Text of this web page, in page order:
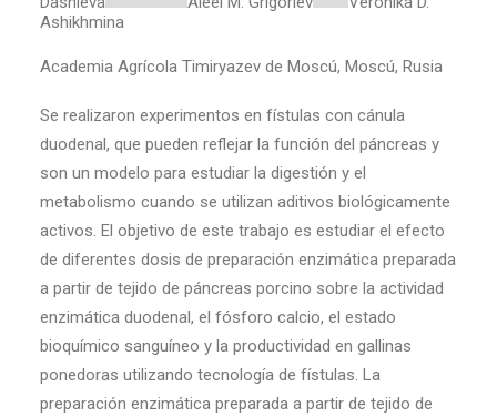
Ashikhmina
Academia Agrícola Timiryazev de Moscú, Moscú, Rusia
Se realizaron experimentos en fístulas con cánula
duodenal, que pueden reflejar la función del páncreas y
son un modelo para estudiar la digestión y el
metabolismo cuando se utilizan aditivos biológicamente
activos. El objetivo de este trabajo es estudiar el efecto
de diferentes dosis de preparación enzimática preparada
a partir de tejido de páncreas porcino sobre la actividad
enzimática duodenal, el fósforo calcio, el estado
bioquímico sanguíneo y la productividad en gallinas
ponedoras utilizando tecnología de fístulas. La
preparación enzimática preparada a partir de tejido de